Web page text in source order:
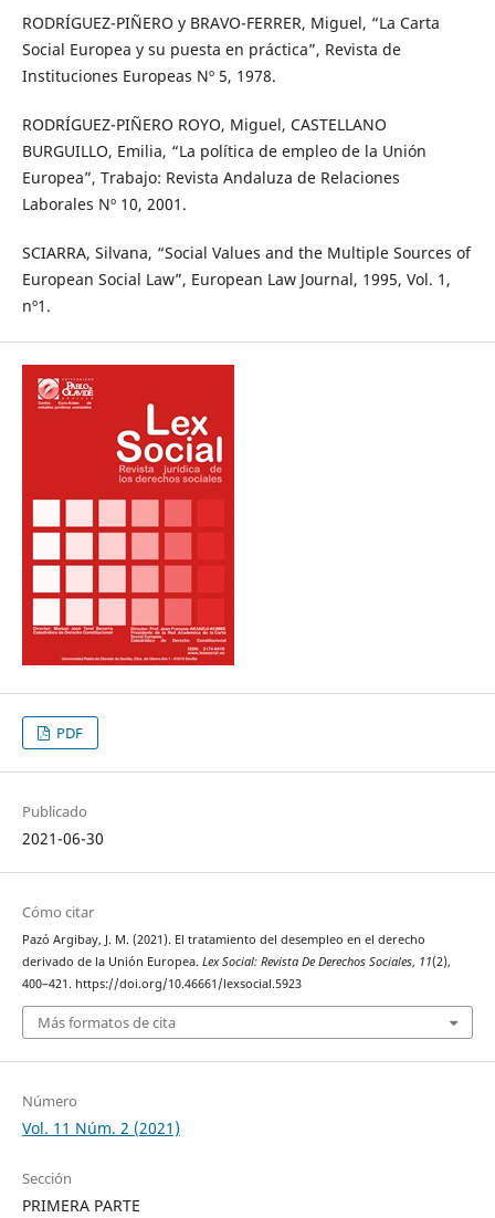
RODRÍGUEZ-PIÑERO y BRAVO-FERRER, Miguel, “La Carta
Social Europea y su puesta en práctica”, Revista de
Instituciones Europeas Nº 5, 1978.
RODRÍGUEZ-PIÑERO ROYO, Miguel, CASTELLANO
BURGUILLO, Emilia, “La política de empleo de la Unión
Europea”, Trabajo: Revista Andaluza de Relaciones
Laborales Nº 10, 2001.
SCIARRA, Silvana, “Social Values and the Multiple Sources of
European Social Law”, European Law Journal, 1995, Vol. 1,
nº1.
PDF
Publicado
2021-06-30
Cómo citar
Pazó Argibay, J. M. (2021). El tratamiento del desempleo en el derecho
derivado de la Unión Europea. Lex Social: Revista De Derechos Sociales, 11(2),
400–421. https://doi.org/10.46661/lexsocial.5923
Más formatos de cita
Número
Vol. 11 Núm. 2 (2021)
Sección
PRIMERA PARTE